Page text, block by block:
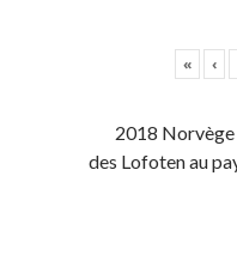
« ‹
2018 Norvège
des Lofoten au